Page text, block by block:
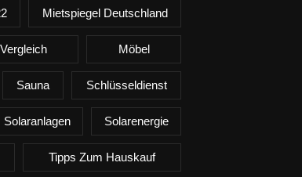
Mietspiegel Deutschland
Möbel
Sauna Schlüsseldienst
Solaranlagen Solarenergie
Tipps Zum Hauskauf